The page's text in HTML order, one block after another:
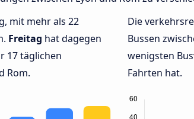
mit mehr als 22
Freitag hat dagegen
17 täglichen
Rom.
Die
Bussen
wenigsten
Fahrten hat.